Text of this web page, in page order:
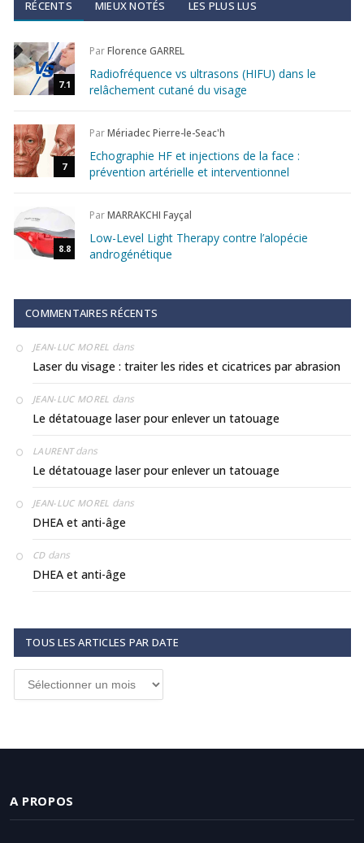
RÉCENTS MIEUX NOTÉS LES PLUS LUS
7.1
ParFlorence GARREL
Radiofréquence vs ultrasons (HIFU) dans le
relâchement cutané du visage
7
ParMériadec Pierre-le-Seac'h
Echographie HF et injections de la face :
prévention artérielle et interventionnel
8.8
ParMARRAKCHI Fayçal
Low-Level Light Therapy contre l’alopécie
androgénétique
COMMENTAIRES RÉCENTS
JEAN-LUC MOREL dans
Laser du visage : traiter les rides et cicatrices par abrasion
JEAN-LUC MOREL dans
Le détatouage laser pour enlever un tatouage
LAURENTdans
Le détatouage laser pour enlever un tatouage
JEAN-LUC MOREL dans
DHEA et anti-âge
CDdans
DHEA et anti-âge
TOUS LES ARTICLES PAR DATE
A PROPOS